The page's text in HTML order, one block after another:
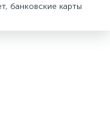
банковские карты